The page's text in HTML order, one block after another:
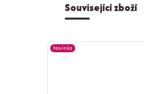
Související zboží
Novinka